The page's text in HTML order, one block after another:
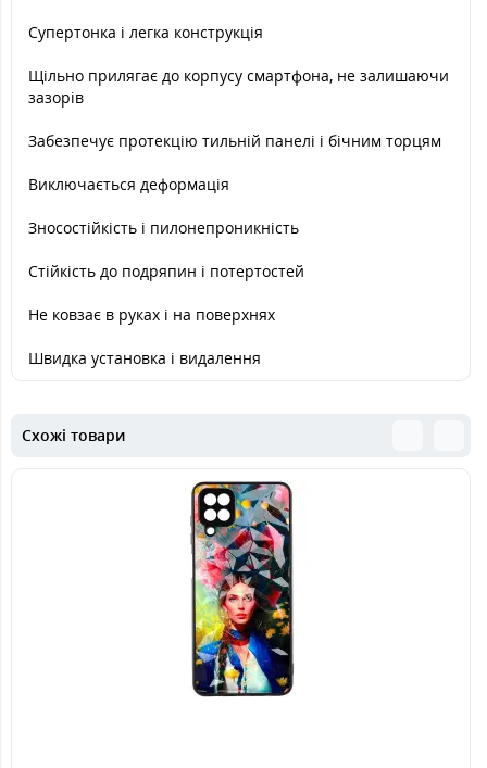
Супертонка і легка конструкція
Щільно прилягає до корпусу смартфона, не залишаючи
зазорів
Забезпечує протекцію тильній панелі і бічним торцям
Виключається деформація
Зносостійкість і пилонепроникність
Стійкість до подряпин і потертостей
Не ковзає в руках і на поверхнях
Швидка установка і видалення
Схожі товари